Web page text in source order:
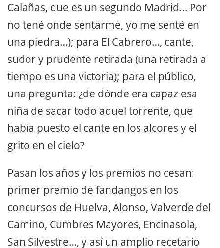
Calañas, que es un segundo Madrid… Por
no tené onde sentarme, yo me senté en
una piedra…); para El Cabrero…, cante,
sudor y prudente retirada (una retirada a
tiempo es una victoria); para el público,
una pregunta: ¿de dónde era capaz esa
niña de sacar todo aquel torrente, que
había puesto el cante en los alcores y el
grito en el cielo?
Pasan los años y los premios no cesan:
primer premio de fandangos en los
concursos de Huelva, Alonso, Valverde del
Camino, Cumbres Mayores, Encinasola,
San Silvestre…, y así un amplio recetario